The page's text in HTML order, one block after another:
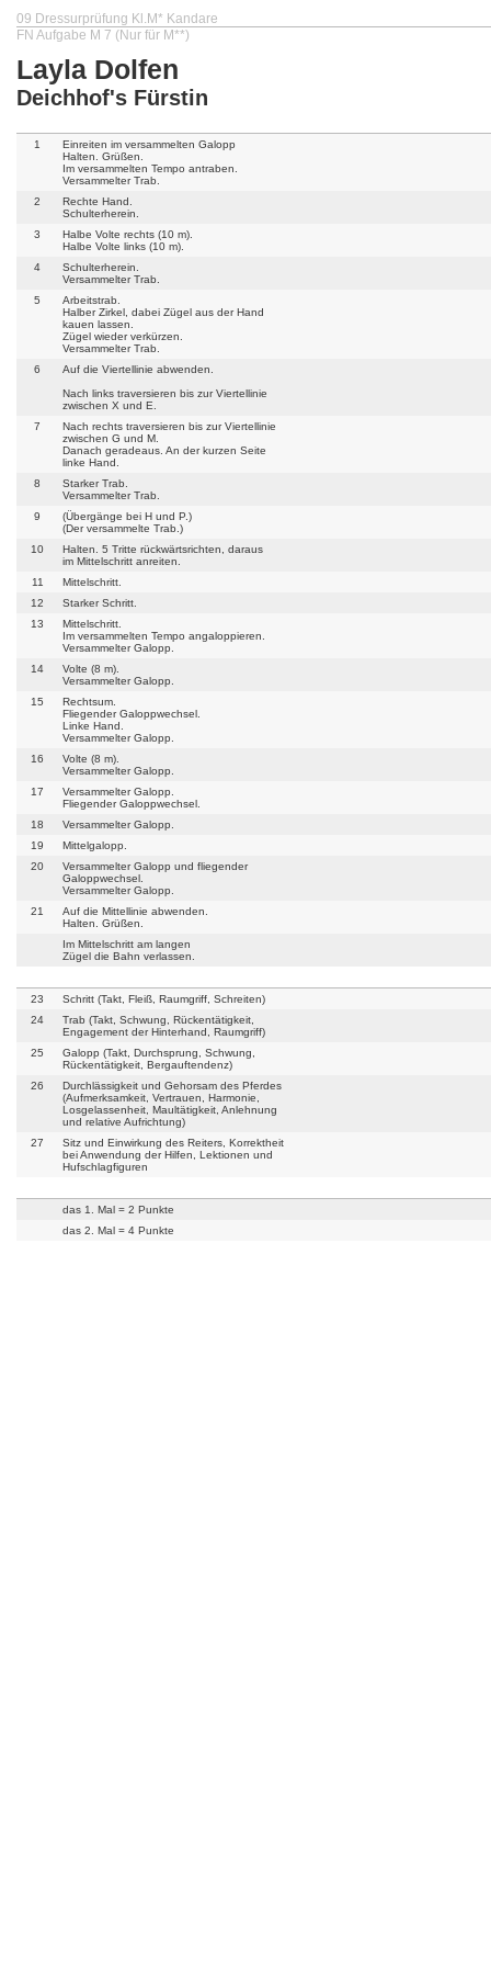
09 Dressurprüfung Kl.M* Kandare
FN Aufgabe M 7 (Nur für M**)
Layla Dolfen
Deichhof's Fürstin
1
Einreiten im versammelten Galopp
Halten. Grüßen.
Im versammelten Tempo antraben.
Versammelter Trab.
2
Rechte Hand.
Schulterherein.
3
Halbe Volte rechts (10 m).
Halbe Volte links (10 m).
4
Schulterherein.
Versammelter Trab.
5
Arbeitstrab.
Halber Zirkel, dabei Zügel aus der Hand
kauen lassen.
Zügel wieder verkürzen.
Versammelter Trab.
6
Auf die Viertellinie abwenden.
Nach links traversieren bis zur Viertellinie
zwischen X und E.
7
Nach rechts traversieren bis zur Viertellinie
zwischen G und M.
Danach geradeaus. An der kurzen Seite
linke Hand.
8
Starker Trab.
Versammelter Trab.
9
(Übergänge bei H und P.)
(Der versammelte Trab.)
10
Halten. 5 Tritte rückwärtsrichten, daraus
im Mittelschritt anreiten.
11
Mittelschritt.
12
Starker Schritt.
13
Mittelschritt.
Im versammelten Tempo angaloppieren.
Versammelter Galopp.
14
Volte (8 m).
Versammelter Galopp.
15
Rechtsum.
Fliegender Galoppwechsel.
Linke Hand.
Versammelter Galopp.
16
Volte (8 m).
Versammelter Galopp.
17
Versammelter Galopp.
Fliegender Galoppwechsel.
18
Versammelter Galopp.
19
Mittelgalopp.
20
Versammelter Galopp und fliegender
Galoppwechsel.
Versammelter Galopp.
21
Auf die Mittellinie abwenden.
Halten. Grüßen.
Im Mittelschritt am langen
Zügel die Bahn verlassen.
23
Schritt (Takt, Fleiß, Raumgriff, Schreiten)
24
Trab (Takt, Schwung, Rückentätigkeit,
Engagement der Hinterhand, Raumgriff)
25
Galopp (Takt, Durchsprung, Schwung,
Rückentätigkeit, Bergauftendenz)
26
Durchlässigkeit und Gehorsam des Pferdes
(Aufmerksamkeit, Vertrauen, Harmonie,
Losgelassenheit, Maultätigkeit, Anlehnung
und relative Aufrichtung)
27
Sitz und Einwirkung des Reiters, Korrektheit
bei Anwendung der Hilfen, Lektionen und
Hufschlagfiguren
das 1. Mal = 2 Punkte
das 2. Mal = 4 Punkte